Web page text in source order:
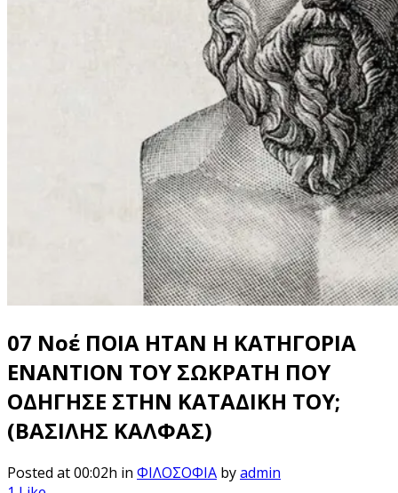
07 Νοέ ΠΟΙΑ ΗΤΑΝ Η ΚΑΤΗΓΟΡΙΑ
ΕΝΑΝΤΙΟΝ ΤΟΥ ΣΩΚΡΑΤΗ ΠΟΥ
ΟΔΗΓΗΣΕ ΣΤΗΝ ΚΑΤΑΔΙΚΗ ΤΟΥ;
(BΑΣΙΛΗΣ KΑΛΦΑΣ)
Posted at 00:02h in ΦΙΛΟΣΟΦΙΑ byadmin